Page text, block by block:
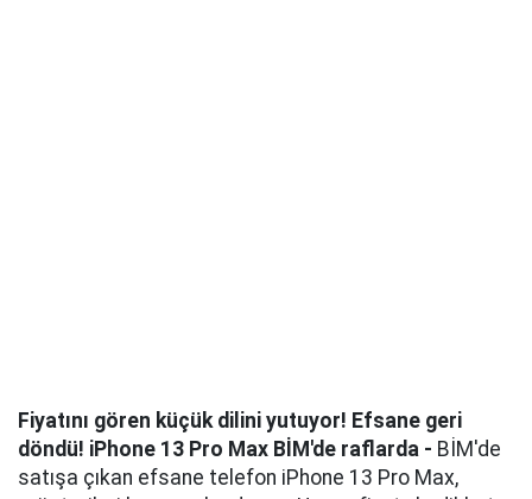
Fiyatını gören küçük dilini yutuyor! Efsane geri
döndü! iPhone 13 Pro Max BİM'de raflarda - BİM'de
satışa çıkan efsane telefon iPhone 13 Pro Max,